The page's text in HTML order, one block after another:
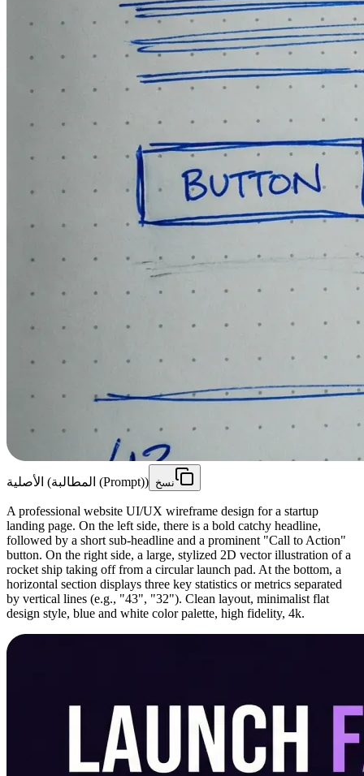
الأصلية (المطالبة (Prompt)) نسخ
A professional website UI/UX wireframe design for a startup
landing page. On the left side, there is a bold catchy headline,
followed by a short sub-headline and a prominent "Call to Action"
button. On the right side, a large, stylized 2D vector illustration of a
rocket ship taking off from a circular launch pad. At the bottom, a
horizontal section displays three key statistics or metrics separated
by vertical lines (e.g., "43", "32"). Clean layout, minimalist flat
design style, blue and white color palette, high fidelity, 4k.